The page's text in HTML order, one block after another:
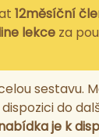
12měsíční
lekce za
sestavu.
do
je k